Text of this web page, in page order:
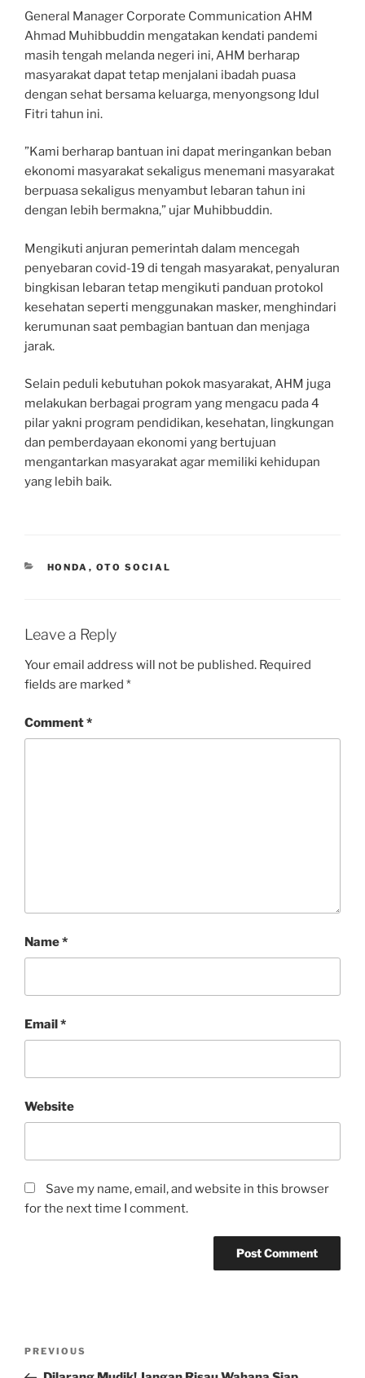
General Manager Corporate Communication AHM
Ahmad Muhibbuddin mengatakan kendati pandemi
masih tengah melanda negeri ini, AHM berharap
masyarakat dapat tetap menjalani ibadah puasa
dengan sehat bersama keluarga, menyongsong Idul
Fitri tahun ini.
”Kami berharap bantuan ini dapat meringankan beban
ekonomi masyarakat sekaligus menemani masyarakat
berpuasa sekaligus menyambut lebaran tahun ini
dengan lebih bermakna,” ujar Muhibbuddin.
Mengikuti anjuran pemerintah dalam mencegah
penyebaran covid-19 di tengah masyarakat, penyaluran
bingkisan lebaran tetap mengikuti panduan protokol
kesehatan seperti menggunakan masker, menghindari
kerumunan saat pembagian bantuan dan menjaga
jarak.
Selain peduli kebutuhan pokok masyarakat, AHM juga
melakukan berbagai program yang mengacu pada 4
pilar yakni program pendidikan, kesehatan, lingkungan
dan pemberdayaan ekonomi yang bertujuan
mengantarkan masyarakat agar memiliki kehidupan
yang lebih baik.
CATEGORIES
HONDA , OTO SOCIAL
Leave a Reply
Your email address will not be published. Required
fields are marked *
Comment*
Name*
Email*
Website
Save my name, email, and website in this browser
for the next time I comment.
Previous
Post
PREVIOUS